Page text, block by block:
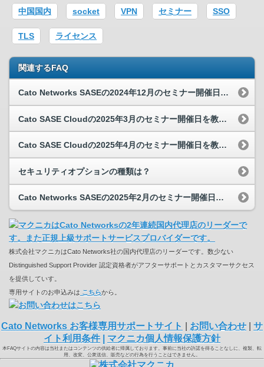
中国国内 socket VPN セミナー SSO
TLS ライセンス
関連するFAQ
Cato Networks SASEの2024年12月のセミナー開催日を教えてください。
Cato SASE Cloudの2025年3月のセミナー開催日を教えてください。
Cato SASE Cloudの2025年4月のセミナー開催日を教えてください。
セキュリティオプションの種類は？
Cato Networks SASEの2025年2月のセミナー開催日を教えてください。
株式会社マクニカはCato Networks社の国内代理店のリーダーです。数少ない
Distinguished Support Provider 認定資格者がアフターサポートとカスタマーサクセス
を提供していす。
専用サイトのお申込みは こちらから。
Cato Networks お客様専用サポートサイト お問い合わせ
サ
イト利用条件| マクニカ個人情報保護方針
本FAQサイトの内容は当社またはコンテンツの供給者に帰属しております。事前に当社の許諾を得ることなしに、複製、転
用、改変、公衆送信、販売などの行為を行うことはできません。